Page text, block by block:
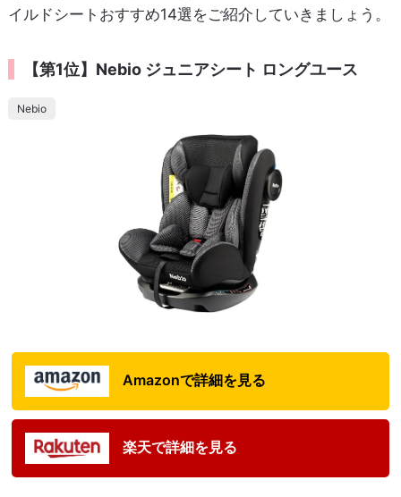
イルドシートおすすめ14選をご紹介していきましょう。
【第1位】Nebio ジュニアシート ロングユース
Nebio
Amazonで詳細を見る
楽天で詳細を見る